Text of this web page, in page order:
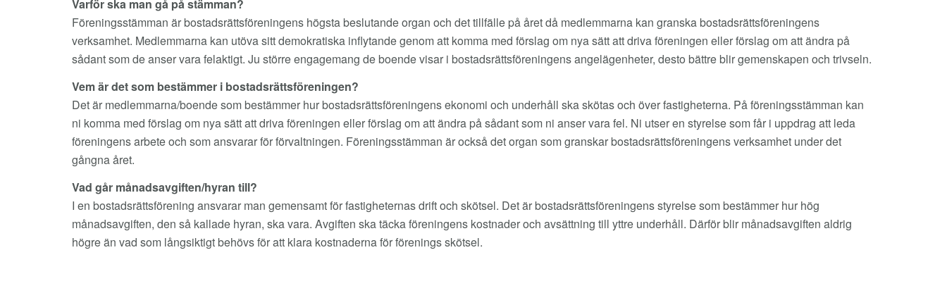
Varför ska man gå på stämman?
Föreningsstämman är bostadsrättsföreningens högsta beslutande organ och det tillfälle på året då medlemmarna kan granska bostadsrättsföreningens
verksamhet. Medlemmarna kan utöva sitt demokratiska inflytande genom att komma med förslag om nya sätt att driva föreningen eller förslag om att ändra på
sådant som de anser vara felaktigt. Ju större engagemang de boende visar i bostadsrättsföreningens angelägenheter, desto bättre blir gemenskapen och trivseln.
Vem är det som bestämmer i bostadsrättsföreningen?
Det är medlemmarna/boende som bestämmer hur bostadsrättsföreningens ekonomi och underhåll ska skötas och över fastigheterna. På föreningsstämman kan
ni komma med förslag om nya sätt att driva föreningen eller förslag om att ändra på sådant som ni anser vara fel. Ni utser en styrelse som får i uppdrag att leda
föreningens arbete och som ansvarar för förvaltningen. Föreningsstämman är också det organ som granskar bostadsrättsföreningens verksamhet under det
gångna året.
Vad går månadsavgiften/hyran till?
I en bostadsrättsförening ansvarar man gemensamt för fastigheternas drift och skötsel. Det är bostadsrättsföreningens styrelse som bestämmer hur hög
månadsavgiften, den så kallade hyran, ska vara. Avgiften ska täcka föreningens kostnader och avsättning till yttre underhåll. Därför blir månadsavgiften aldrig
högre än vad som långsiktigt behövs för att klara kostnaderna för förenings skötsel.